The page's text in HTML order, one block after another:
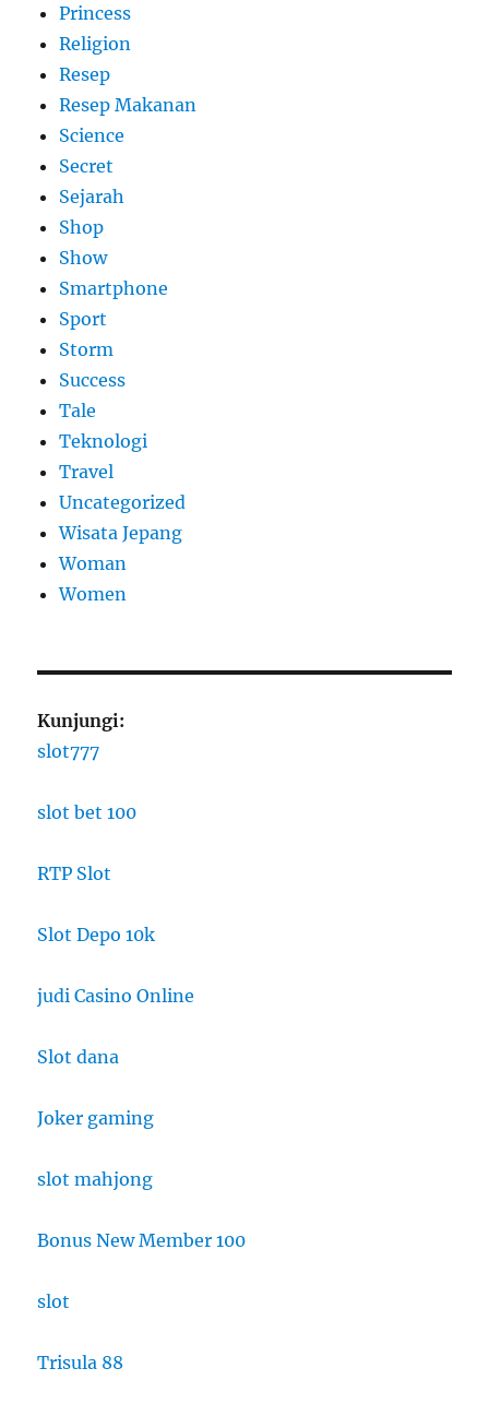
Princess
Religion
Resep
Resep Makanan
Science
Secret
Sejarah
Shop
Show
Smartphone
Sport
Storm
Success
Tale
Teknologi
Travel
Uncategorized
Wisata Jepang
Woman
Women
Kunjungi:
slot777
slot bet 100
RTP Slot
Slot Depo 10k
judi Casino Online
Slot dana
Joker gaming
slot mahjong
Bonus New Member 100
slot
Trisula 88